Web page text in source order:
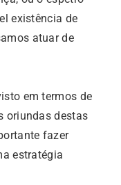
existência de
atuar de
em termos de
oriundas destas
fazer
estratégia